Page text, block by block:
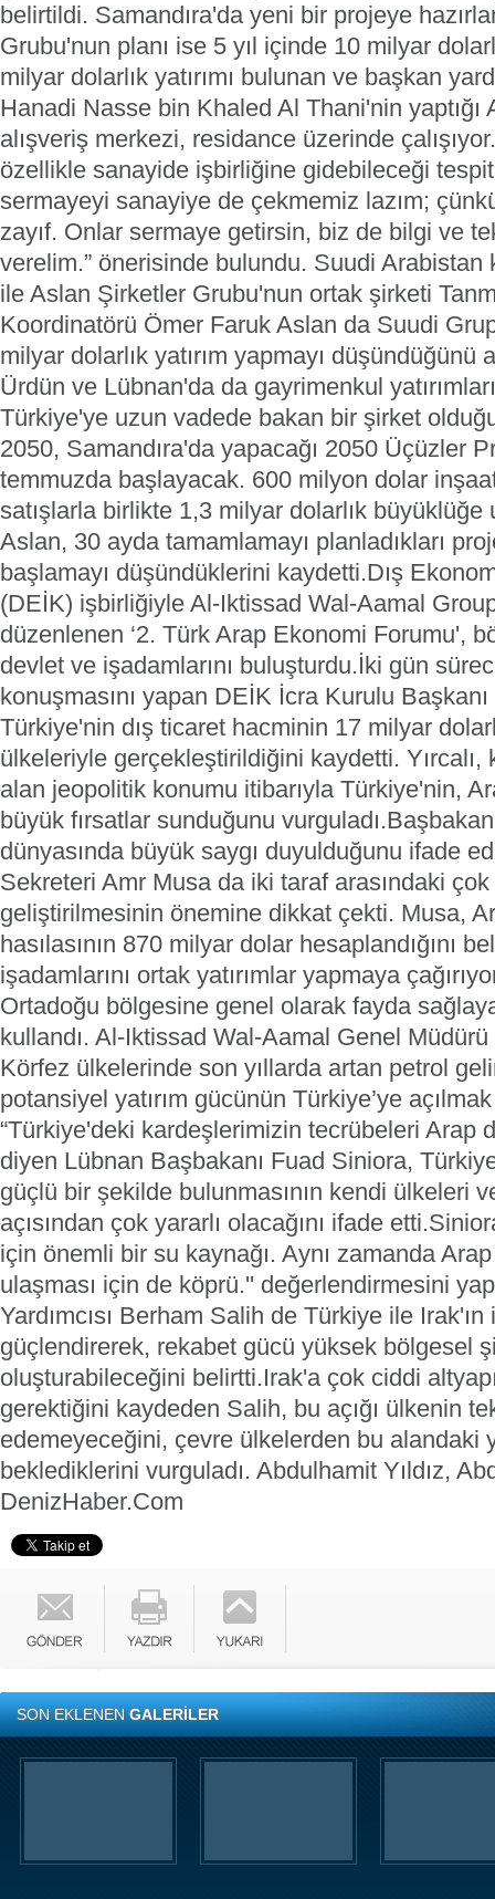
belirtildi. Samandıra'da yeni bir projeye
Grubu'nun planı ise 5 yıl içinde 10 milyar
milyar dolarlık yatırımı bulunan ve başkan
Hanadi Nasse bin Khaled Al Thani'nin
alışveriş merkezi, residance üzerinde
özellikle sanayide işbirliğine gidebileceği
sermayeyi sanayiye de çekmemiz lazım;
zayıf. Onlar sermaye getirsin, biz de bilgi ve
verelim.” önerisinde bulundu. Suudi Arabistan
ile Aslan Şirketler Grubu'nun ortak şirketi
Koordinatörü Ömer Faruk Aslan da Suudi
milyar dolarlık yatırım yapmayı düşündüğünü
Ürdün ve Lübnan'da da gayrimenkul
Türkiye'ye uzun vadede bakan bir şirket
2050, Samandıra'da yapacağı 2050 Üçüzler
temmuzda başlayacak. 600 milyon dolar
satışlarla birlikte 1,3 milyar dolarlık büyüklüğe
Aslan, 30 ayda tamamlamayı planladıkları
başlamayı düşündüklerini kaydetti.Dış
(DEİK) işbirliğiyle Al-Iktissad Wal-Aamal
düzenlenen ‘2. Türk Arap Ekonomi Forumu',
devlet ve işadamlarını buluşturdu.İki gün
konuşmasını yapan DEİK İcra Kurulu Başkanı
Türkiye'nin dış ticaret hacminin 17 milyar
ülkeleriyle gerçekleştirildiğini kaydetti. Yırcalı,
alan jeopolitik konumu itibarıyla Türkiye'nin,
büyük fırsatlar sunduğunu vurguladı.
dünyasında büyük saygı duyulduğunu ifade
Sekreteri Amr Musa da iki taraf arasındaki çok
geliştirilmesinin önemine dikkat çekti. Musa,
hasılasının 870 milyar dolar hesaplandığını
işadamlarını ortak yatırımlar yapmaya
Ortadoğu bölgesine genel olarak fayda
kullandı. Al-Iktissad Wal-Aamal Genel
Körfez ülkelerinde son yıllarda artan petrol
potansiyel yatırım gücünün Türkiye’ye
“Türkiye'deki kardeşlerimizin tecrübeleri Arap
diyen Lübnan Başbakanı Fuad Siniora,
güçlü bir şekilde bulunmasının kendi ülkeleri
açısından çok yararlı olacağını ifade etti.
için önemli bir su kaynağı. Aynı zamanda
ulaşması için de köprü.'' değerlendirmesini
Yardımcısı Berham Salih de Türkiye ile Irak'ın
güçlendirerek, rekabet gücü yüksek bölgesel
oluşturabileceğini belirtti.Irak'a çok ciddi
gerektiğini kaydeden Salih, bu açığı ülkenin
edemeyeceğini, çevre ülkelerden bu alandaki
beklediklerini vurguladı. Abdulhamit Yıldız,
DenizHaber.Com
SON EKLENENGALERİLER